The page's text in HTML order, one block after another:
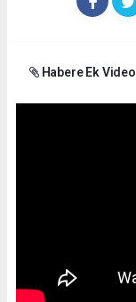
Habere Ek Video